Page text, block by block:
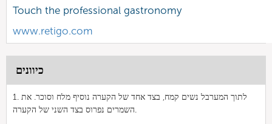
Touch the professional gastronomy
www.retigo.com
כיוונים
1. לתוך המערבל נשים קמח, בצד אחד של הקערה נוסיף מלח וסוכר. את
השמרים נפרוס בצד השני של הקערה.